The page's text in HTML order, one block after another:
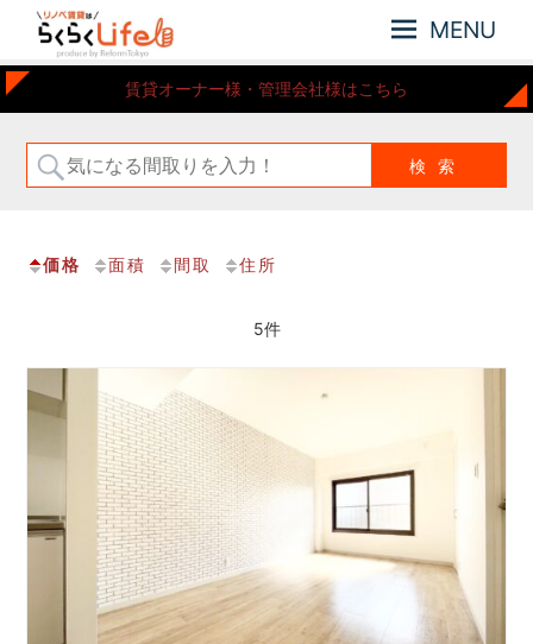
ノ
ベ
賃
ら
く
Life
元
近
郊
ベ
ン
さ
屋
を
MENU
賃貸オーナー様・管理会社様はこちら
価格 面積 間取 住所
5件